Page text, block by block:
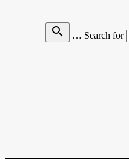
Search for
search